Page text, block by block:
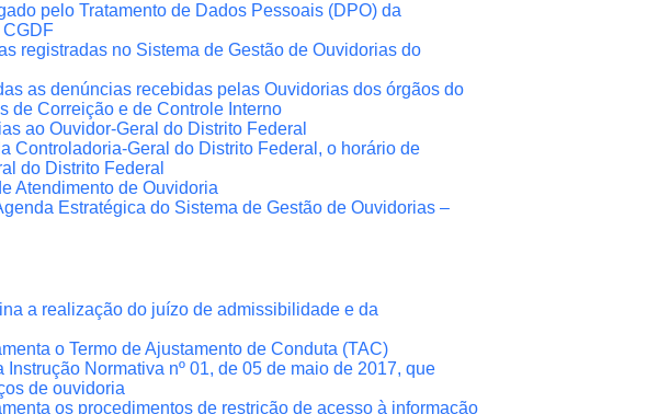
pelo Tratamento de Dados Pessoais (DPO) da
registradas no Sistema de Gestão de Ouvidorias do
as denúncias recebidas pelas Ouvidorias dos órgãos do
de Correição e de Controle Interno
ao Ouvidor-Geral do Distrito Federal
Controladoria-Geral do Distrito Federal, o horário de
do Distrito Federal
Atendimento de Ouvidoria
Estratégica do Sistema de Gestão de Ouvidorias –
a realização do juízo de admissibilidade e da
o Termo de Ajustamento de Conduta (TAC)
Instrução Normativa nº 01, de 05 de maio de 2017, que
de ouvidoria
os procedimentos de restrição de acesso à informação